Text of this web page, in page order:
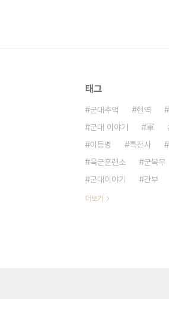
태그
군대추억 현역
군대 이야기
軍
이등병
특전사
육군훈련소
군복무
군대이야기
간부
더보기